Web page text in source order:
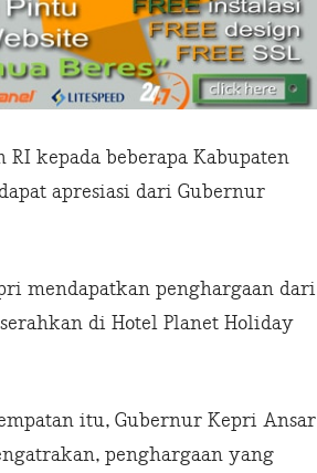
RI kepada beberapa Kabupaten
apresiasi dari Gubernur
mendapatkan penghargaan dari
di Hotel Planet Holiday
itu, Gubernur Kepri Ansar
penghargaan yang